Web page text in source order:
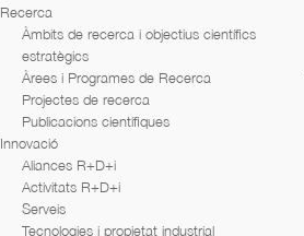
Recerca
Àmbits de recerca i objectius científics
estratègics
Àrees i Programes de Recerca
Projectes de recerca
Publicacions científiques
Innovació
Aliances R+D+i
Activitats R+D+i
Serveis
Tecnologies i propietat industrial